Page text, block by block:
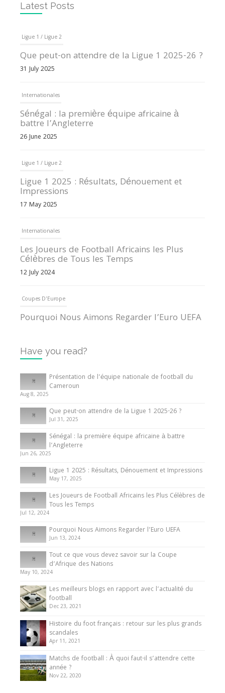
Latest Posts
Ligue 1 / Ligue 2
Que peut-on attendre de la Ligue 1 2025-26 ?
31 July 2025
Internationales
Sénégal : la première équipe africaine à
battre l’Angleterre
26 June 2025
Ligue 1 / Ligue 2
Ligue 1 2025 : Résultats, Dénouement et
Impressions
17 May 2025
Internationales
Les Joueurs de Football Africains les Plus
Célèbres de Tous les Temps
12 July 2024
Coupes D'Europe
Pourquoi Nous Aimons Regarder l’Euro UEFA
Internationales
Tout ce que vous devez savoir sur la Coupe
d’Afrique des Nations
10 May 2024
Internationales
Présentation de l’équipe nationale de football
du Cameroun
8 August 2025
Have you read?
Présentation de l’équipe nationale de football du
Cameroun
Aug 8, 2025
Que peut-on attendre de la Ligue 1 2025-26 ?
Jul 31, 2025
Sénégal : la première équipe africaine à battre
l’Angleterre
Jun 26, 2025
Ligue 1 2025 : Résultats, Dénouement et Impressions
May 17, 2025
Les Joueurs de Football Africains les Plus Célèbres de
Tous les Temps
Jul 12, 2024
Pourquoi Nous Aimons Regarder l’Euro UEFA
Jun 13, 2024
Tout ce que vous devez savoir sur la Coupe
d’Afrique des Nations
May 10, 2024
Les meilleurs blogs en rapport avec l’actualité du
football
Dec 23, 2021
Histoire du foot français : retour sur les plus grands
scandales
Apr 11, 2021
Matchs de football : À quoi faut-il s’attendre cette
année ?
Nov 22, 2020